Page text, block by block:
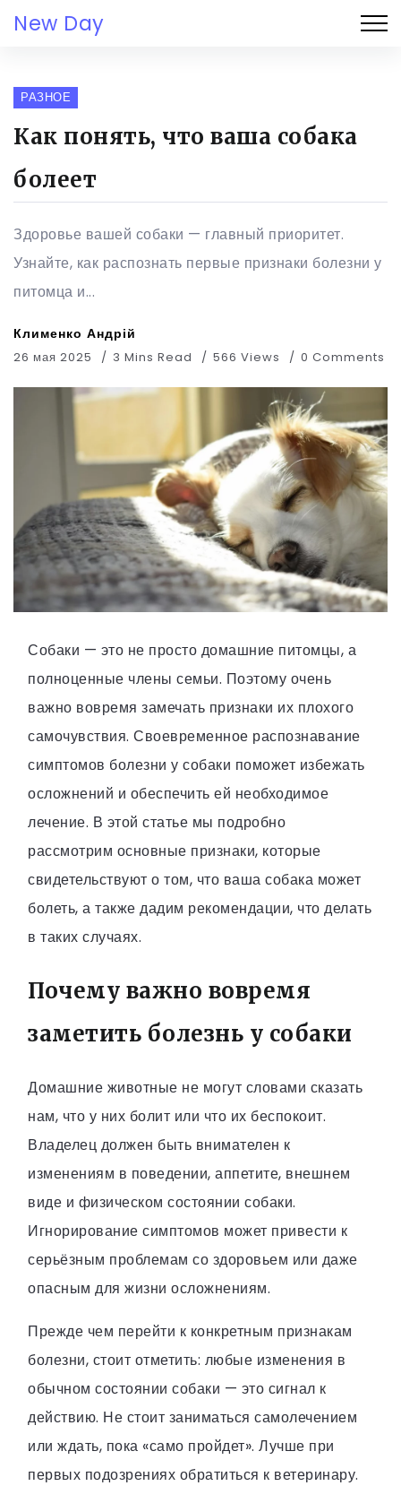
New Day
РАЗНОЕ
Как понять, что ваша собака
болеет
Здоровье вашей собаки — главный приоритет.
Узнайте, как распознать первые признаки болезни у
питомца и...
Клименко Андрій
26 мая 2025 3 Mins Read 566 Views 0 Comments
Собаки — это не просто домашние питомцы, а
полноценные члены семьи. Поэтому очень
важно вовремя замечать признаки их плохого
самочувствия. Своевременное распознавание
симптомов болезни у собаки поможет избежать
осложнений и обеспечить ей необходимое
лечение. В этой статье мы подробно
рассмотрим основные признаки, которые
свидетельствуют о том, что ваша собака может
болеть, а также дадим рекомендации, что делать
в таких случаях.
Почему важно вовремя
заметить болезнь у собаки
Домашние животные не могут словами сказать
нам, что у них болит или что их беспокоит.
Владелец должен быть внимателен к
изменениям в поведении, аппетите, внешнем
виде и физическом состоянии собаки.
Игнорирование симптомов может привести к
серьёзным проблемам со здоровьем или даже
опасным для жизни осложнениям.
Прежде чем перейти к конкретным признакам
болезни, стоит отметить: любые изменения в
обычном состоянии собаки — это сигнал к
действию. Не стоит заниматься самолечением
или ждать, пока «само пройдет». Лучше при
первых подозрениях обратиться к ветеринару.